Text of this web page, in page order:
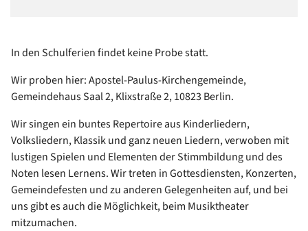
In den Schulferien findet keine Probe statt.
Wir proben hier: Apostel-Paulus-Kirchengemeinde,
Gemeindehaus Saal 2, Klixstraße 2, 10823 Berlin.
Wir singen ein buntes Repertoire aus Kinderliedern,
Volksliedern, Klassik und ganz neuen Liedern, verwoben mit
lustigen Spielen und Elementen der Stimmbildung und des
Noten lesen Lernens. Wir treten in Gottesdiensten, Konzerten,
Gemeindefesten und zu anderen Gelegenheiten auf, und bei
uns gibt es auch die Möglichkeit, beim Musiktheater
mitzumachen.